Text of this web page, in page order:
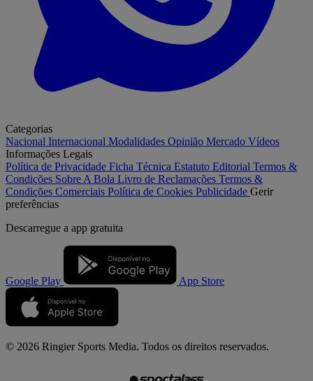
Categorias
Nacional Internacional Modalidades Opinião Mercado Vídeos
Informações Legais
Política de Privacidade Ficha Técnica Estatuto Editorial Termos &
Condições Sobre A Bola Livro de Reclamações Termos &
Condições Comerciais Política de Cookies Publicidade Gerir
preferências
Descarregue a app gratuita
Google Play App Store
© 2026 Ringier Sports Media. Todos os direitos reservados.